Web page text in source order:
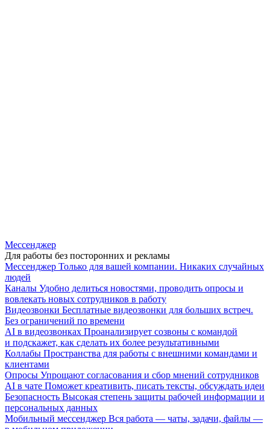
Мессенджер
Для работы без посторонних и рекламы
Мессенджер Только для вашей компании. Никаких случайных
людей
Каналы Удобно делиться новостями, проводить опросы и
вовлекать новых сотрудников в работу
Видеозвонки Бесплатные видеозвонки для больших встреч.
Без ограничений по времени
AI в видеозвонках Проанализирует созвоны с командой
и подскажет, как сделать их более результативными
Коллабы Пространства для работы с внешними командами и
клиентами
Опросы Упрощают согласования и сбор мнений сотрудников
AI в чате Поможет креативить, писать тексты, обсуждать идеи
Безопасность Высокая степень защиты рабочей информации и
персональных данных
Мобильный мессенджер Вся работа — чаты, задачи, файлы —